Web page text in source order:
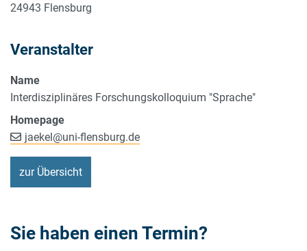
24943 Flensburg
Veranstalter
Name
Interdisziplinäres Forschungskolloquium "Sprache"
Homepage
jaekel@uni-flensburg.de
zur Übersicht
Sie haben einen Termin?